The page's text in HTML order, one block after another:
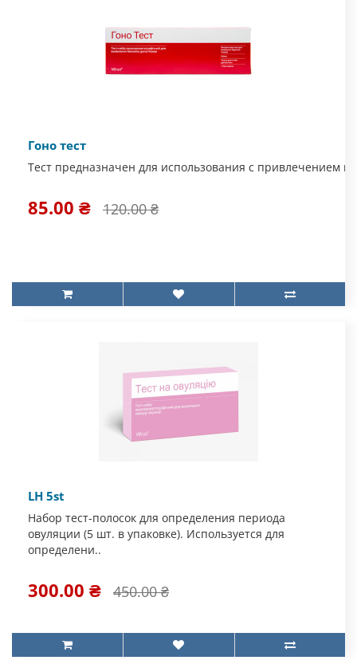
Гоно тест
Тест предназначен для использования с привлечением
85.00 ₴ 120.00 ₴
LH 5st
Набор тест-полосок для определения периода
овуляции (5 шт. в упаковке). Используется для
определени..
300.00 ₴ 450.00 ₴